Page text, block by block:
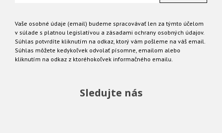
Vaše osobné údaje (email) budeme spracovávať len za týmto účelom
v súlade s platnou legislatívou a zásadami ochrany osobných údajov.
Súhlas potvrdíte kliknutím na odkaz, ktorý vám pošleme na váš email.
Súhlas môžete kedykoľvek odvolať písomne, emailom alebo
kliknutím na odkaz z ktoréhokoľvek informačného emailu.
Sledujte nás